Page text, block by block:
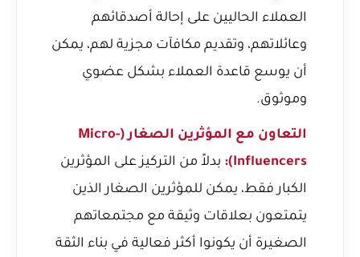
العملاء الحاليين على إحالة أصدقائهم
وعائلاتهم، وتقديم مكافآت مجزية لهم، يمكن
أن يوسع قاعدة العملاء بشكل عضوي
وموثوق.
التعاون مع المؤثرين الصغار (Micro-
Influencers):
بدلاً من التركيز على المؤثرين
الكبار فقط، يمكن للمؤثرين الصغار الذين
يتمتعون بعلاقات وثيقة مع مجتمعاتهم
الصغيرة أن يكونوا أكثر فعالية في بناء الثقة